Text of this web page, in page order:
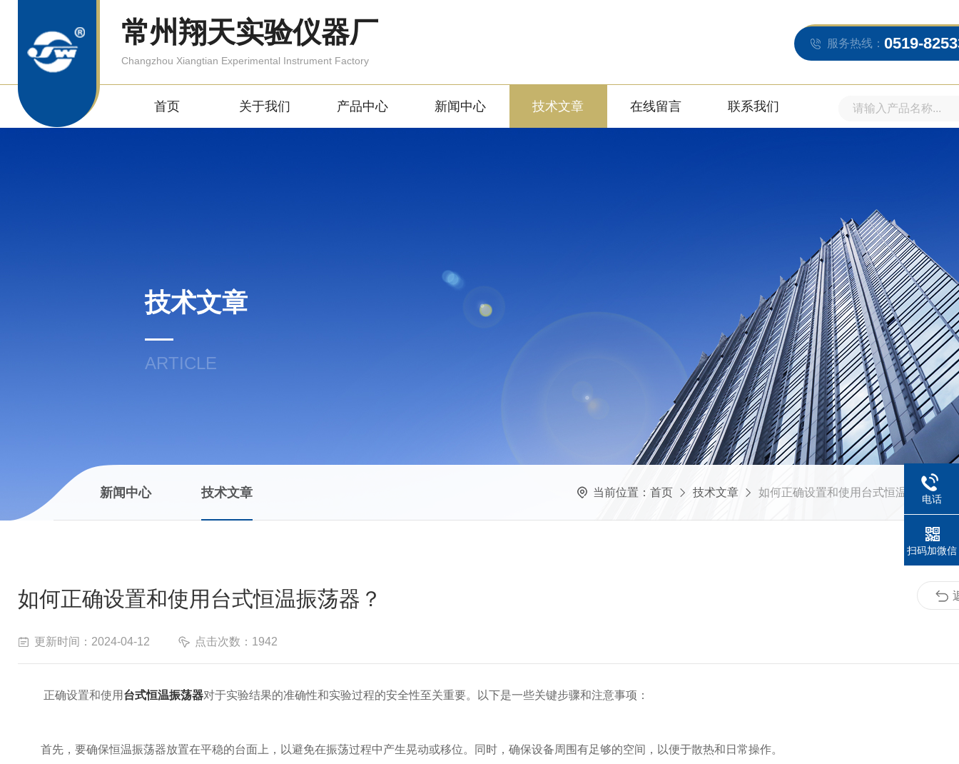
常州翔天实验仪器厂
Changzhou Xiangtian Experimental Instrument Factory
服务热线： 0519-
首页 关于我们 产品中心 新闻中心 技术文章 在线留言 联系我们
技术文章
ARTICLE
新闻中心 技术文章 当前位置： 首页 技术文章 如何正确设置和使用台式恒温振荡器？
如何正确设置和使用台式恒温振荡器？
更新时间：2024-04-12 点击次数：1942
正确设置和使用 台式恒温振荡器对于实验结果的准确性和实验过程的安全性至关重要。以下是一些关键步骤和注意事项：
首先，要确保恒温振荡器放置在平稳的台面上，以避免在振荡过程中产生晃动或移位。同时，确保设备周围有足够的空间，以便于散热和日常操作。
电话
扫码加微信